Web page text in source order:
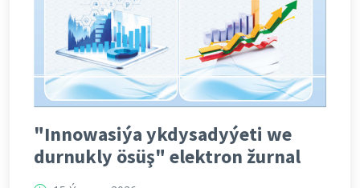
"Innowasiýa ykdysadyýeti we
durnukly ösüş" elektron žurnal